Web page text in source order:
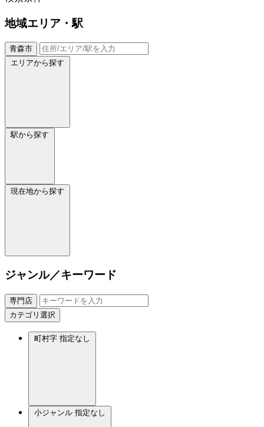
地域エリア・駅
青森市
エリアから探す
駅から探す
現在地から探す
ジャンル／キーワード
専門店
カテゴリ選択
町村字 指定なし
小ジャンル 指定なし